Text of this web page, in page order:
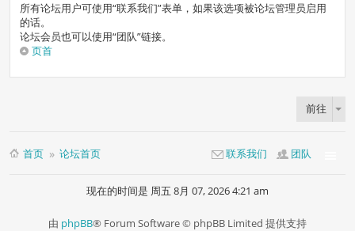
所有论坛用户可使用“联系我们”表单，如果该选项被论坛管理员启用
的话。
论坛会员也可以使用“团队”链接。
页首
前往
首页 论坛首页 团队
联系我们
现在的时间是 周五 8月 07, 2026 4:21 am
由 phpBB® Forum Software © phpBB Limited 提供支持